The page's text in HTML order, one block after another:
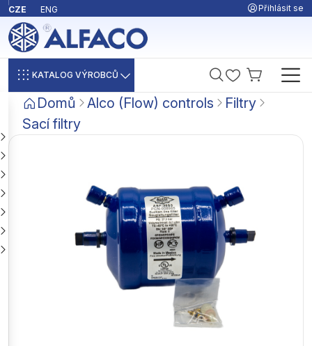
CZE ENG Přihlásit se
KATALOG VÝROBCŮ
Domů Alco (Flow) controls
Filtry
Sací filtry